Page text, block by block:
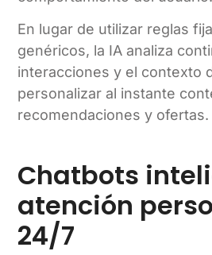
En lugar de utilizar reglas
genéricos, la IA analiza
interacciones y el contexto
personalizar al instante
recomendaciones y ofertas.
Chatbots
atención
24/7